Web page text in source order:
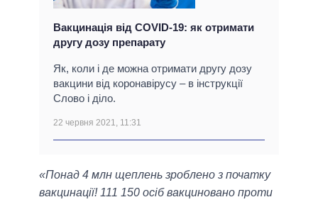
Вакцинація від COVID-19: як отримати
другу дозу препарату
Як, коли і де можна отримати другу дозу
вакцини від коронавірусу – в інструкції
Слово і діло.
22 червня 2021, 11:31
«Понад 4 млн щеплень зроблено з початку
вакцинації! 111 150 осіб вакциновано проти